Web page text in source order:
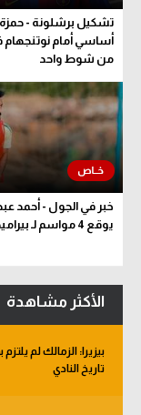
تشكيل برشلونة - حمزة
أساسي أمام نوتنجهام
من شوط واحد
خبر في الجول - أحمد عبد
يوقع 4 مواسم لـ بيراميدز
الأكثر مشاهدة
بيزيرا: الزمالك لم
تاريخ النادي